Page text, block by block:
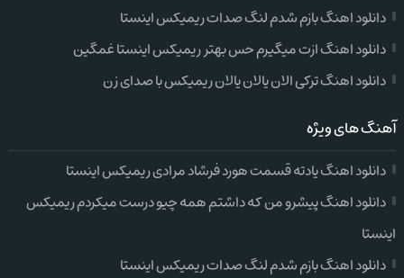
دانلود اهنگ بازم شدم لنگ صدات ریمیکس اینستا
دانلود اهنگ ازت میگیرم حس بهتر ریمیکس اینستا غمگین
دانلود اهنگ ترکی الان یالان یالان ریمیکس با صدای زن
آهنگ های ویژه
دانلود اهنگ یادته قسمت هورد فرشاد مرادی ریمیکس اینستا
دانلود اهنگ پیشرو من که داشتم همه چیو درست میکردم ریمیکس
اینستا
دانلود اهنگ بازم شدم لنگ صدات ریمیکس اینستا